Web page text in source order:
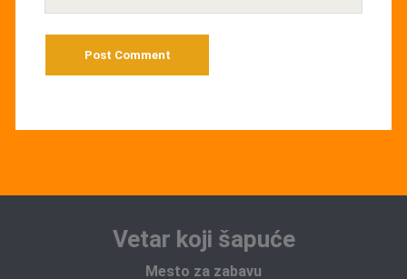
Vetar koji šapuće
Mesto za zabavu